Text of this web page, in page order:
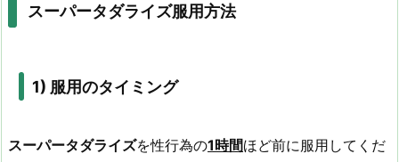
スーパータダライズ服用方法
1) 服用のタイミング
スーパータダライズを性行為の1時間ほど前に服用してくだ